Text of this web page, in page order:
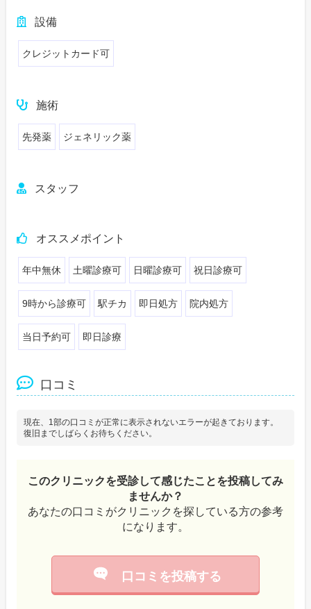
設備
クレジットカード可
施術
先発薬 ジェネリック薬
スタッフ
オススメポイント
年中無休 土曜診療可 日曜診療可 祝日診療可
9時から診療可 駅チカ 即日処方 院内処方
当日予約可 即日診療
口コミ
現在、1部の口コミが正常に表示されないエラーが起きております。
復旧までしばらくお待ちください。
このクリニックを受診して感じたことを投稿してみ
ませんか？
あなたの口コミがクリニックを探している方の参考
になります。
口コミを投稿する